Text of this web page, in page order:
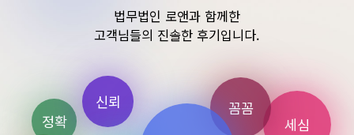
법무법인 로앤과 함께한
고객님들의 진솔한 후기입니다.
세심
꼼꼼
신뢰
정확